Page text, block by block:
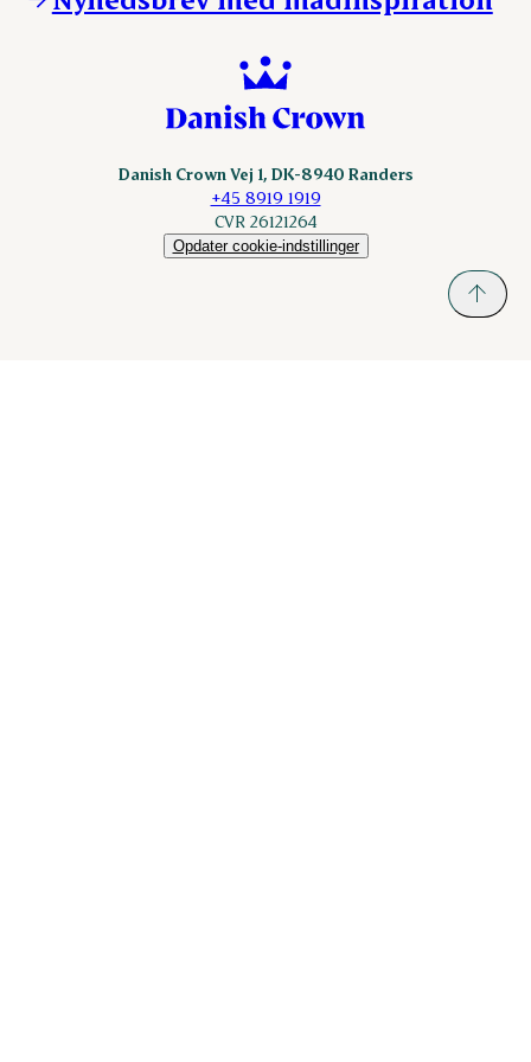
Danish Crown Vej 1, DK-8940 Randers
+45 8919 1919
CVR 26121264
Opdater cookie-indstillinger